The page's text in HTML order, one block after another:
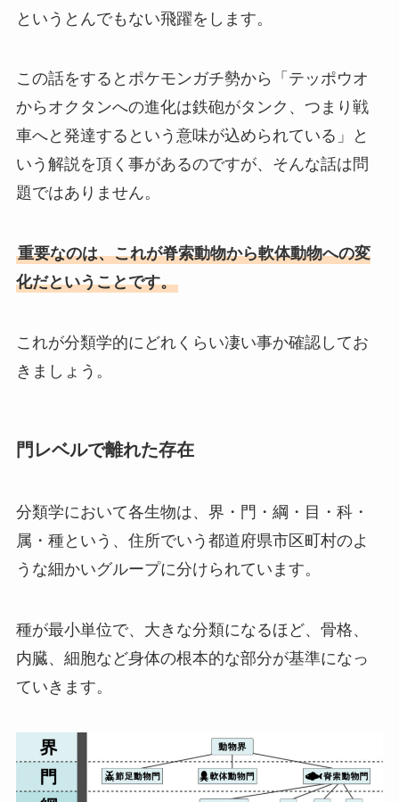
というとんでもない飛躍をします。
この話をするとポケモンガチ勢から「テッポウオ
からオクタンへの進化は鉄砲がタンク、つまり戦
車へと発達するという意味が込められている」と
いう解説を頂く事があるのですが、そんな話は問
題ではありません。
重要なのは、これが脊索動物から軟体動物への変
化だということです。
これが分類学的にどれくらい凄い事か確認してお
きましょう。
門レベルで離れた存在
分類学において各生物は、界・門・綱・目・科・
属・種という、住所でいう都道府県市区町村のよ
うな細かいグループに分けられています。
種が最小単位で、大きな分類になるほど、骨格、
内臓、細胞など身体の根本的な部分が基準になっ
ていきます。